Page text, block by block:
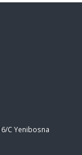
C Yenibosna